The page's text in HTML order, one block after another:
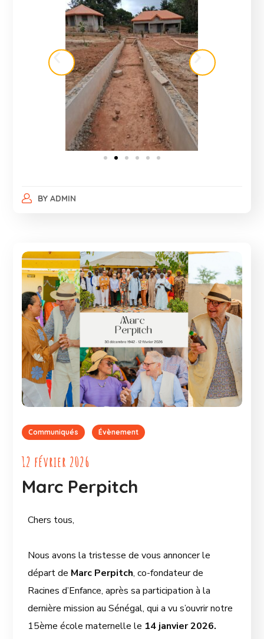
BY ADMIN
Communiqués Évènement
12 février 2026
Marc Perpitch
Chers tous,
Nous avons la tristesse de vous annoncer le
départ de Marc Perpitch, co-fondateur de
Racines d’Enfance, après sa participation à la
dernière mission au Sénégal, qui a vu s’ouvrir notre
15ème école maternelle le 14 janvier 2026.